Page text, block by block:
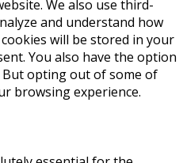
We also use third-
and understand how
will be stored in your
You also have the option
opting out of some of
browsing experience.